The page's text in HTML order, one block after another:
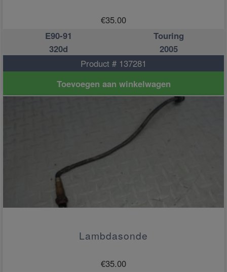
€35.00
E90-91
Touring
320d
2005
Product # 137281
Toevoegen aan winkelwagen
Lambdasonde
€35.00